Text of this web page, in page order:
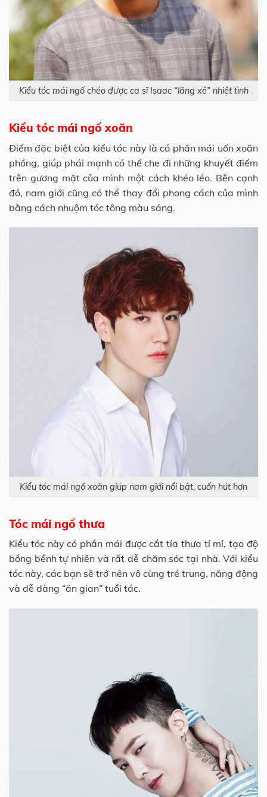
Kiểu tóc mái ngố chéo được ca sĩ Isaac “lăng xê” nhiệt tình
Kiểu tóc mái ngố xoăn
Điểm đặc biệt của kiểu tóc này là có phần mái uốn xoăn
phồng, giúp phái mạnh có thể che đi những khuyết điểm
trên gương mặt của mình một cách khéo léo. Bên cạnh
đó, nam giới cũng có thể thay đổi phong cách của mình
bằng cách nhuộm tóc tông màu sáng.
Kiểu tóc mái ngố xoăn giúp nam giới nổi bật, cuốn hút hơn
Tóc mái ngố thưa
Kiểu tóc này có phần mái được cắt tỉa thưa tỉ mỉ, tạo độ
bồng bềnh tự nhiên và rất dễ chăm sóc tại nhà. Với kiểu
tóc này, các bạn sẽ trở nên vô cùng trẻ trung, năng động
và dễ dàng “ăn gian” tuổi tác.